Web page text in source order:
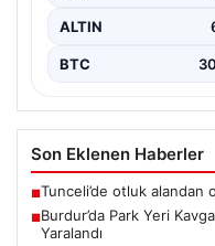
ALTIN
BTC
Son Eklenen Haberler
■Tunceli’de otluk alandan
■Burdur’da Park Yeri
Yaralandı